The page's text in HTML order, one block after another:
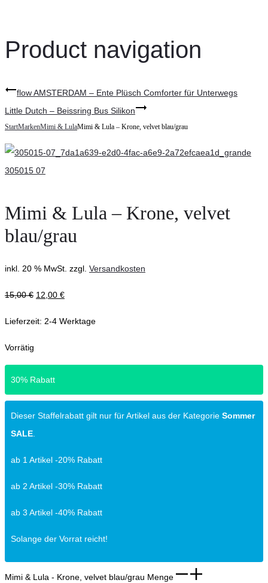
Product navigation
flow AMSTERDAM – Ente Plüsch Comforter für Unterwegs
Little Dutch – Beissring Bus Silikon
StartMarkenMimi & LulaMimi & Lula – Krone, velvet blau/grau
Mimi & Lula – Krone, velvet
blau/grau
inkl. 20 % MwSt. zzgl. Versandkosten
15,00€ 12,00 €
Lieferzeit: 2-4 Werktage
Vorrätig
30% Rabatt
Dieser Staffelrabatt gilt nur für Artikel aus der Kategorie Sommer
SALE.
ab 1 Artikel -20% Rabatt
ab 2 Artikel -30% Rabatt
ab 3 Artikel -40% Rabatt
Solange der Vorrat reicht!
Mimi & Lula - Krone, velvet blau/grau Menge